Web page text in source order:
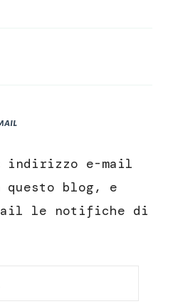
e-mail
blog, e
le notifiche di